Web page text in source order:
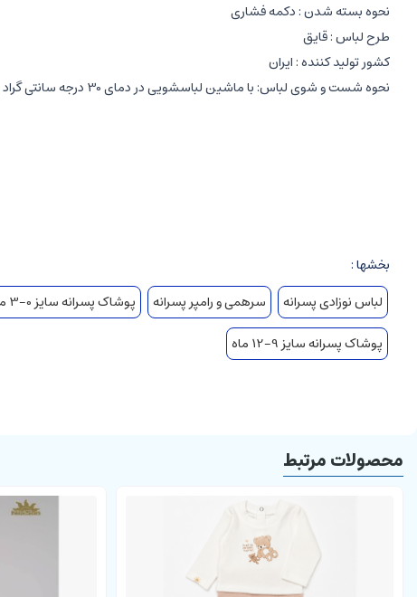
نحوه بسته شدن : دکمه فشاری
طرح لباس : قایق
کشور تولید کننده : ایران
نحوه شست و شوی لباس: با ماشین لباسشویی در دمای 30 درجه سانتی گراد به صورت پشت و رو شده
یقه گرد
دارای دکمه فشاری
برند بی بی سان
بخشها :
لباس نوزادی پسرانه
سرهمی و رامپر پسرانه پوشاک پسرانه سایز 0-3 ماه
پوشاک پسرانه سایز 9-12 ماه
محصولات مرتبط